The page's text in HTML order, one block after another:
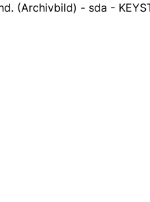
(Archivbild) - sda -